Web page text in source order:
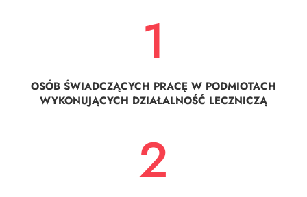
1
OSÓB ŚWIADCZĄCYCH PRACĘ W PODMIOTACH
WYKONUJĄCYCH DZIAŁALNOŚĆ LECZNICZĄ
2